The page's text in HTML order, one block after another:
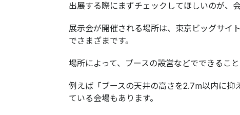
出展する際にまずチェックしてほしいのが、会
展示会が開催される場所は、東京ビッグサイ
でさまざまです。
場所によって、ブースの設営などでできるこ
例えば「ブースの天井の高さを2.7m以内に
ている会場もあります。